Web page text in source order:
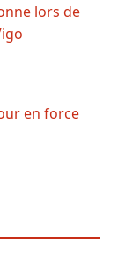
lors de
en force